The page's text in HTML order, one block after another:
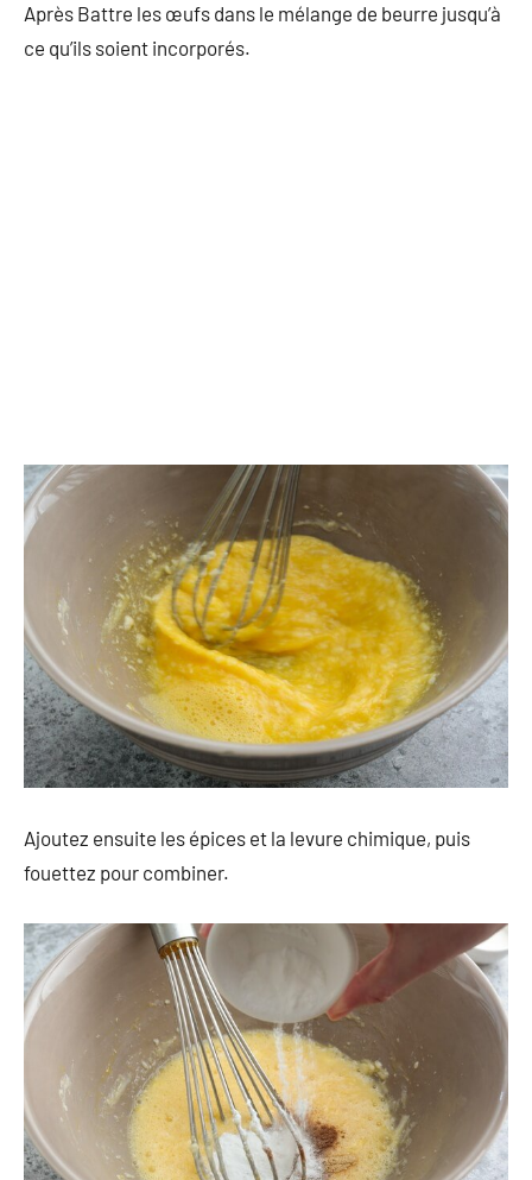
Après Battre les œufs dans le mélange de beurre jusqu’à
ce qu’ils soient incorporés.
Ajoutez ensuite les épices et la levure chimique, puis
fouettez pour combiner.